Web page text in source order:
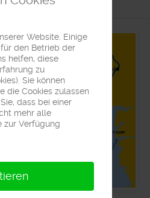
Website. Einige
den Betrieb der
helfen, diese
zu
Sie können
die Cookies zulassen
dass bei einer
mehr alle
zur Verfügung